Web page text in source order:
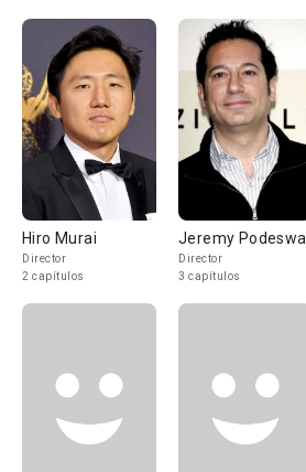
Hiro Murai
Director
2 capítulos
Jeremy Podeswa
Director
3 capítulos